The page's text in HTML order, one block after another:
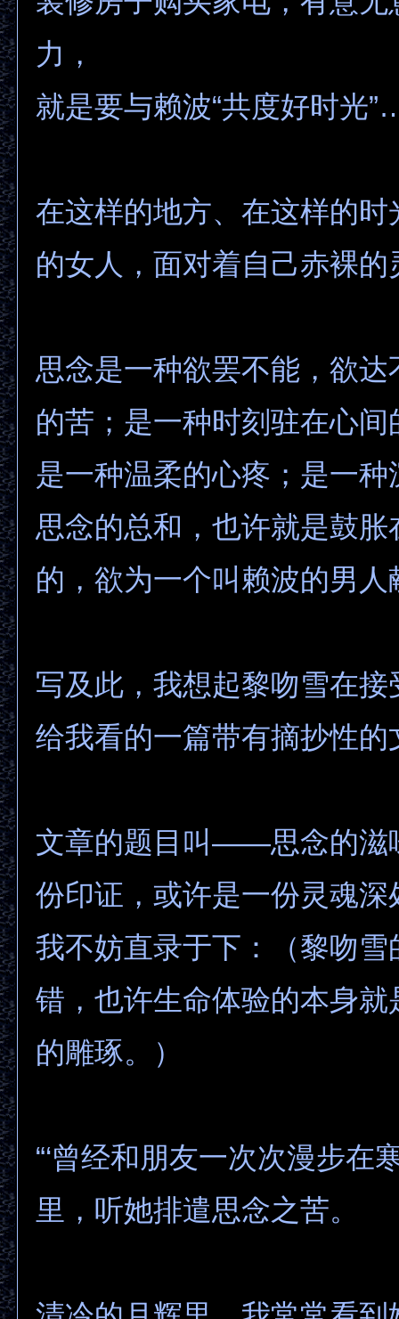
力，
就是要与赖波“共度好时光
在这样的地方、在这样的时
的女人，面对着自己赤裸的
思念是一种欲罢不能，欲达
的苦；是一种时刻驻在心间
是一种温柔的心疼；是一种
思念的总和，也许就是鼓胀
的，欲为一个叫赖波的男人
写及此，我想起黎吻雪在接
给我看的一篇带有摘抄性的
文章的题目叫——思念的滋
份印证，或许是一份灵魂深
我不妨直录于下：（黎吻雪
错，也许生命体验的本身就
的雕琢。）
“‘曾经和朋友一次次漫步在
里，听她排遣思念之苦。